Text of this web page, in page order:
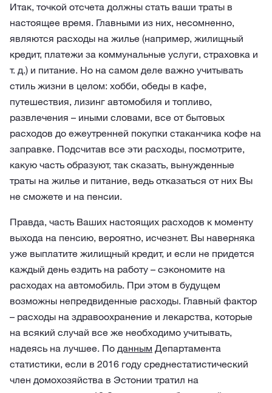
Итак, точкой отсчета должны стать ваши траты в
настоящее время. Главными из них, несомненно,
являются расходы на жилье (например, жилищный
кредит, платежи за коммунальные услуги, страховка и
т. д.) и питание. Но на самом деле важно учитывать
стиль жизни в целом: хобби, обеды в кафе,
путешествия, лизинг автомобиля и топливо,
развлечения – иными словами, все от бытовых
расходов до ежеутренней покупки стаканчика кофе на
заправке. Подсчитав все эти расходы, посмотрите,
какую часть образуют, так сказать, вынужденные
траты на жилье и питание, ведь отказаться от них Вы
не сможете и на пенсии.
Правда, часть Ваших настоящих расходов к моменту
выхода на пенсию, вероятно, исчезнет. Вы наверняка
уже выплатите жилищный кредит, и если не придется
каждый день ездить на работу – сэкономите на
расходах на автомобиль. При этом в будущем
возможны непредвиденные расходы. Главный фактор
– расходы на здравоохранение и лекарства, которые
на всякий случай все же необходимо учитывать,
надеясь на лучшее. По данным Департамента
статистики, если в 2016 году среднестатистический
член домохозяйства в Эстонии тратил на